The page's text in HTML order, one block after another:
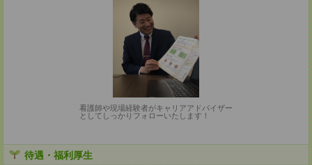
看護師や現場経験者がキャリアアドバイザー
としてしっかりフォローいたします！
待遇・福利厚生